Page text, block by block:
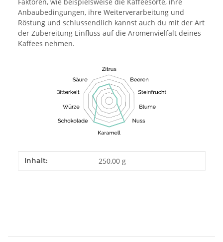
Anbaubedingungen, ihre Weiterverarbeitung und
Röstung und schlussendlich kannst auch du mit der Art
der Zubereitung Einfluss auf die Aromenvielfalt deines
Kaffees nehmen.
Produkteigenschaft
Wert
Inhalt: 250,00 g